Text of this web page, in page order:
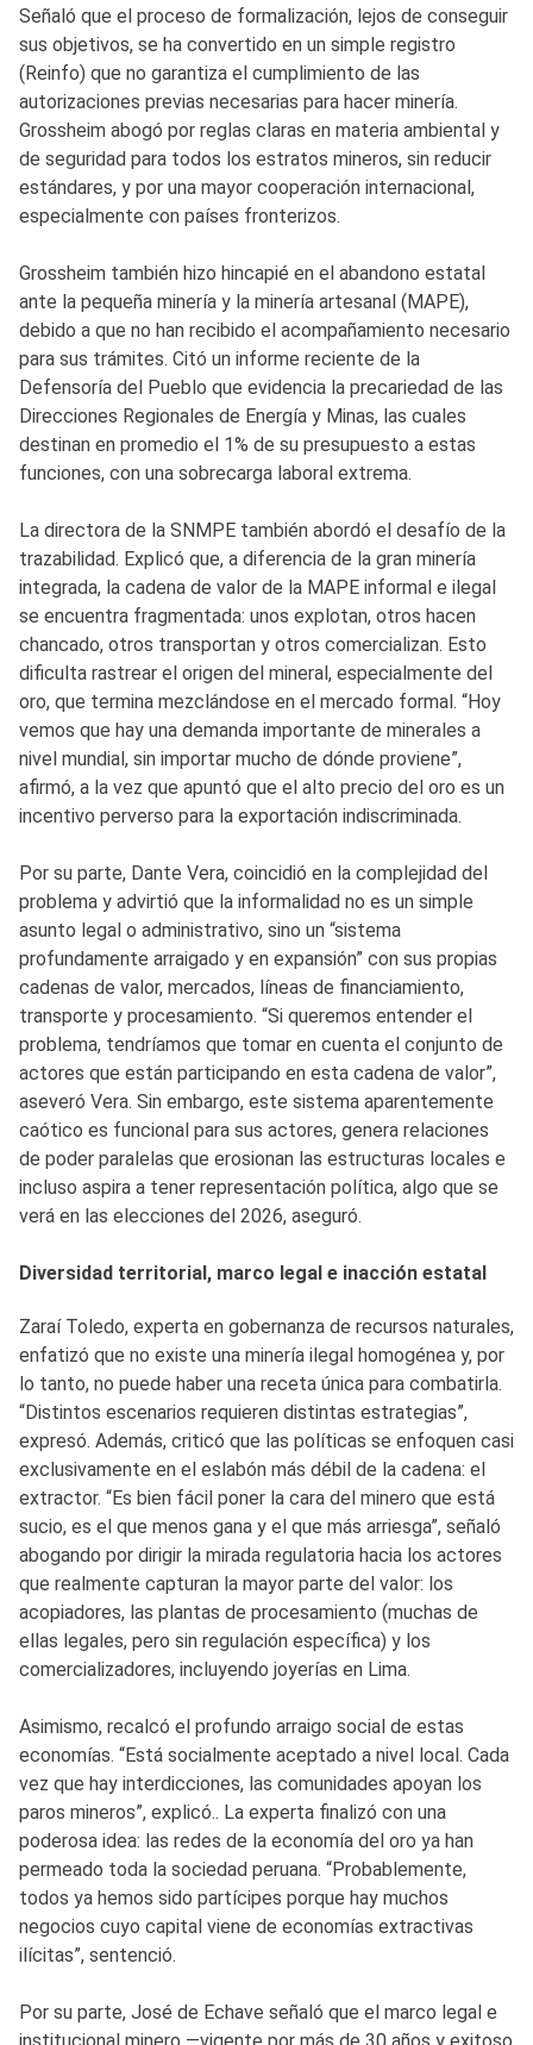
Señaló que el proceso de formalización, lejos de conseguir
sus objetivos, se ha convertido en un simple registro
(Reinfo) que no garantiza el cumplimiento de las
autorizaciones previas necesarias para hacer minería.
Grossheim abogó por reglas claras en materia ambiental y
de seguridad para todos los estratos mineros, sin reducir
estándares, y por una mayor cooperación internacional,
especialmente con países fronterizos.
Grossheim también hizo hincapié en el abandono estatal
ante la pequeña minería y la minería artesanal (MAPE),
debido a que no han recibido el acompañamiento necesario
para sus trámites. Citó un informe reciente de la
Defensoría del Pueblo que evidencia la precariedad de las
Direcciones Regionales de Energía y Minas, las cuales
destinan en promedio el 1% de su presupuesto a estas
funciones, con una sobrecarga laboral extrema.
La directora de la SNMPE también abordó el desafío de la
trazabilidad. Explicó que, a diferencia de la gran minería
integrada, la cadena de valor de la MAPE informal e ilegal
se encuentra fragmentada: unos explotan, otros hacen
chancado, otros transportan y otros comercializan. Esto
dificulta rastrear el origen del mineral, especialmente del
oro, que termina mezclándose en el mercado formal. “Hoy
vemos que hay una demanda importante de minerales a
nivel mundial, sin importar mucho de dónde proviene”,
afirmó, a la vez que apuntó que el alto precio del oro es un
incentivo perverso para la exportación indiscriminada.
Por su parte, Dante Vera, coincidió en la complejidad del
problema y advirtió que la informalidad no es un simple
asunto legal o administrativo, sino un “sistema
profundamente arraigado y en expansión” con sus propias
cadenas de valor, mercados, líneas de financiamiento,
transporte y procesamiento. “Si queremos entender el
problema, tendríamos que tomar en cuenta el conjunto de
actores que están participando en esta cadena de valor”,
aseveró Vera. Sin embargo, este sistema aparentemente
caótico es funcional para sus actores, genera relaciones
de poder paralelas que erosionan las estructuras locales e
incluso aspira a tener representación política, algo que se
verá en las elecciones del 2026, aseguró.
Diversidad territorial, marco legal e inacción estatal
Zaraí Toledo, experta en gobernanza de recursos naturales,
enfatizó que no existe una minería ilegal homogénea y, por
lo tanto, no puede haber una receta única para combatirla.
“Distintos escenarios requieren distintas estrategias”,
expresó. Además, criticó que las políticas se enfoquen casi
exclusivamente en el eslabón más débil de la cadena: el
extractor. “Es bien fácil poner la cara del minero que está
sucio, es el que menos gana y el que más arriesga”, señaló
abogando por dirigir la mirada regulatoria hacia los actores
que realmente capturan la mayor parte del valor: los
acopiadores, las plantas de procesamiento (muchas de
ellas legales, pero sin regulación específica) y los
comercializadores, incluyendo joyerías en Lima.
Asimismo, recalcó el profundo arraigo social de estas
economías. “Está socialmente aceptado a nivel local. Cada
vez que hay interdicciones, las comunidades apoyan los
paros mineros”, explicó.. La experta finalizó con una
poderosa idea: las redes de la economía del oro ya han
permeado toda la sociedad peruana. “Probablemente,
todos ya hemos sido partícipes porque hay muchos
negocios cuyo capital viene de economías extractivas
ilícitas”, sentenció.
Por su parte, José de Echave señaló que el marco legal e